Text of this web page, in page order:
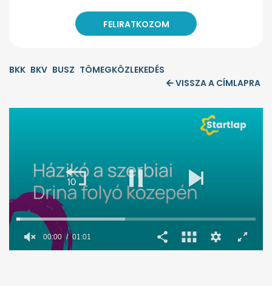
BKK BKV BUSZ TÖMEGKÖZLEKEDÉS
VISSZA A CÍMLAPRA
00:01 01:01